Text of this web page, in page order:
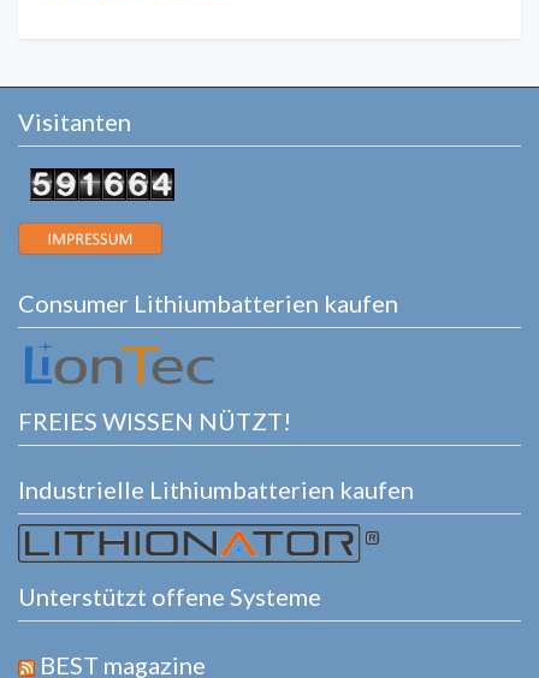
Visitanten
Consumer Lithiumbatterien kaufen
FREIES WISSEN NÜTZT!
Industrielle Lithiumbatterien kaufen
Unterstützt offene Systeme
BEST magazine